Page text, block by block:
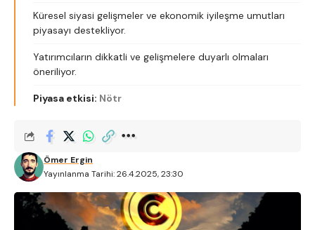
Küresel siyasi gelişmeler ve ekonomik iyileşme umutları
piyasayı destekliyor.
Yatırımcıların dikkatli ve gelişmelere duyarlı olmaları
öneriliyor.
Piyasa etkisi: Nötr
Yayınlanma Tarihi: 26.4.2025, 23:30
Ömer Ergin